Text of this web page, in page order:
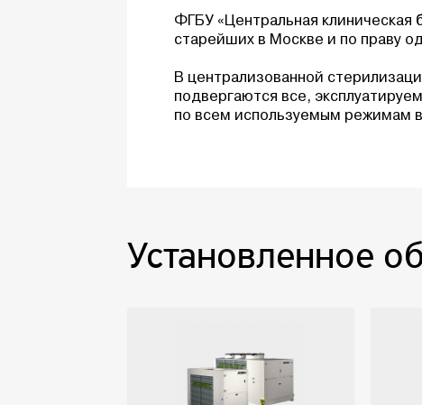
ФГБУ «Центральная
старейших в Москве и по праву
В централизованной
подвергаются все,
по всем используемым режимам
Установленное